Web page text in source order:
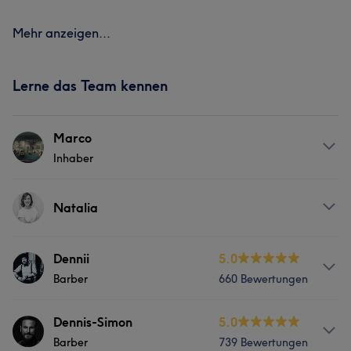
Mehr anzeigen...
Lerne das Team kennen
Marco
Inhaber
ServicesNatalia
ServicesDennii
Barber
5.0
660 Bewertungen
Info
Berufserfahrung : über 10 Jahren Sprachen : Deutsch -
Dennis-Simon
Barber
5.0
739 Bewertungen